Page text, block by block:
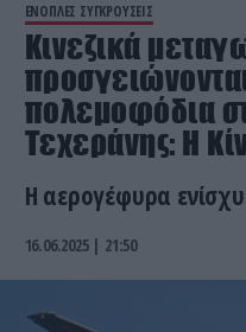
ΕΝΟΠΛΕΣ ΣΥΓΚΡΟΥΣΕΙΣ
Κινεζικά
πολεμοφόδια
Τεχεράνης: Η
Η αερογέφυρα
16.06.2025 | 21:50